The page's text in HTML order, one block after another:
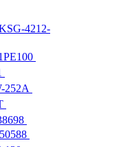
4212-
252A